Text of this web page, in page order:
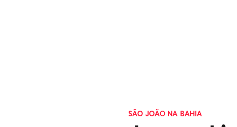
SÃO JOÃO NA BAHIA